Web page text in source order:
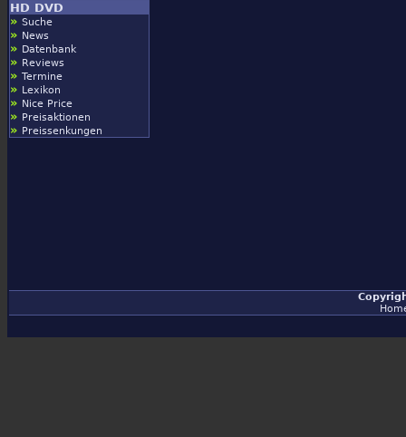
HD DVD
» Suche
» News
» Datenbank
» Reviews
» Termine
» Lexikon
» Nice Price
» Preisaktionen
» Preissenkungen